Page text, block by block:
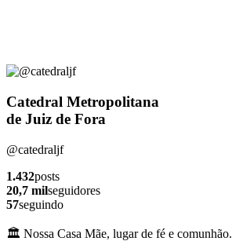
Catedral Metropolitana
de Juiz de Fora
@catedraljf
1.432posts
20,7 milseguidores
57seguindo
🏛️ Nossa Casa Mãe, lugar de fé e comunhão.